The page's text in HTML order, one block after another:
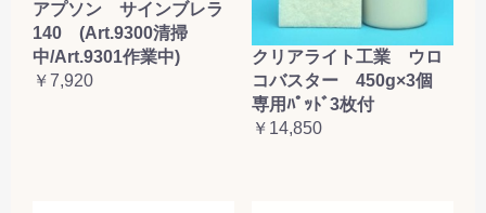
アプソン サインブレラ
140 (Art.9300清掃
中/Art.9301作業中)
￥7,920
クリアライト工業 ウロ
コバスター 450g×3個
専用ﾊﾟｯﾄﾞ3枚付
￥14,850